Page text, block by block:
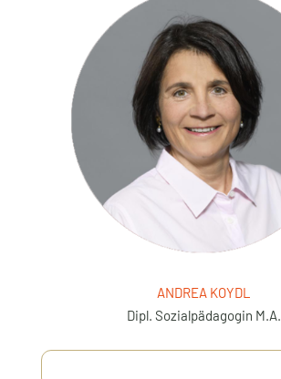
ANDREA KOYDL
Dipl. Sozialpädagogin M.A.